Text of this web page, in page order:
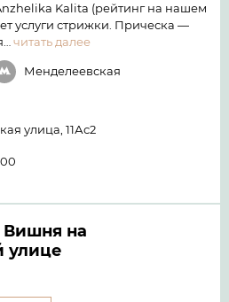
Kalita (рейтинг на нашем
услуги стрижки. Прическа —
читать далее
Менделеевская
улица, 11Ас2
Вишня на
улице